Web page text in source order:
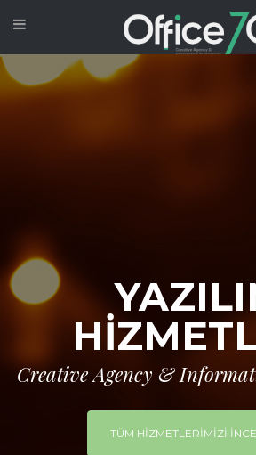
Creative Agency &
TÜM HİZMETLERİMİZİ